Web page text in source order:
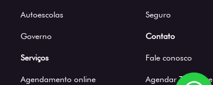
Autoescolas
Governo
Serviços
Agendamento online
Seguro
Contato
Fale conosco
Agendar Test Drive